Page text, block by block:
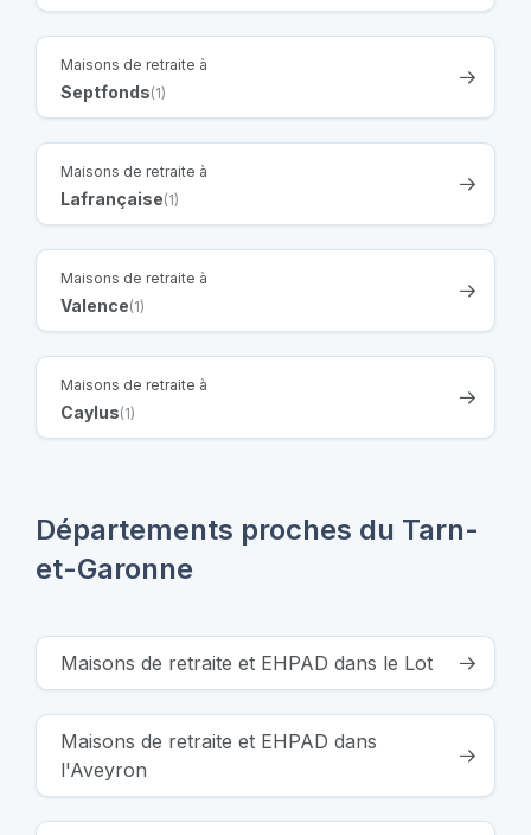
Maisons de retraite à
Septfonds(1)
Maisons de retraite à
Lafrançaise(1)
Maisons de retraite à
Valence(1)
Maisons de retraite à
Caylus(1)
Départements proches du Tarn-
et-Garonne
Maisons de retraite et EHPAD dans le Lot
Maisons de retraite et EHPAD dans
l'Aveyron